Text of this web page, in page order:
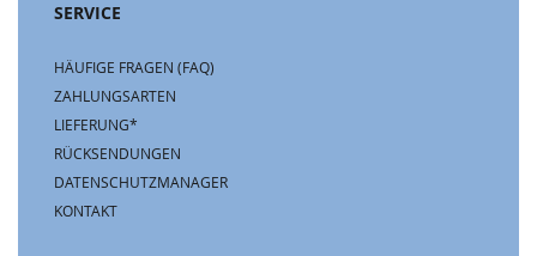
SERVICE
HÄUFIGE FRAGEN (FAQ)
ZAHLUNGSARTEN
LIEFERUNG*
RÜCKSENDUNGEN
DATENSCHUTZMANAGER
KONTAKT